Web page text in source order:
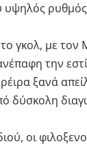
γκολ, με τον
την
ξανά
δύσκολη
οι